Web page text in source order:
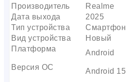
Производитель
Realme
Дата выхода
2025
Тип устройства
Смартфон
Вид устройства
Новый
Платформа
Android
Версия ОС
Android 15